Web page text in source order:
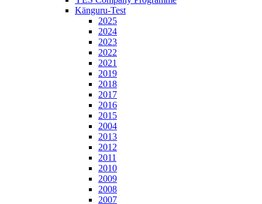
Känguru-Test
2025
2024
2023
2022
2021
2019
2018
2017
2016
2015
2004
2013
2012
2011
2010
2009
2008
2007